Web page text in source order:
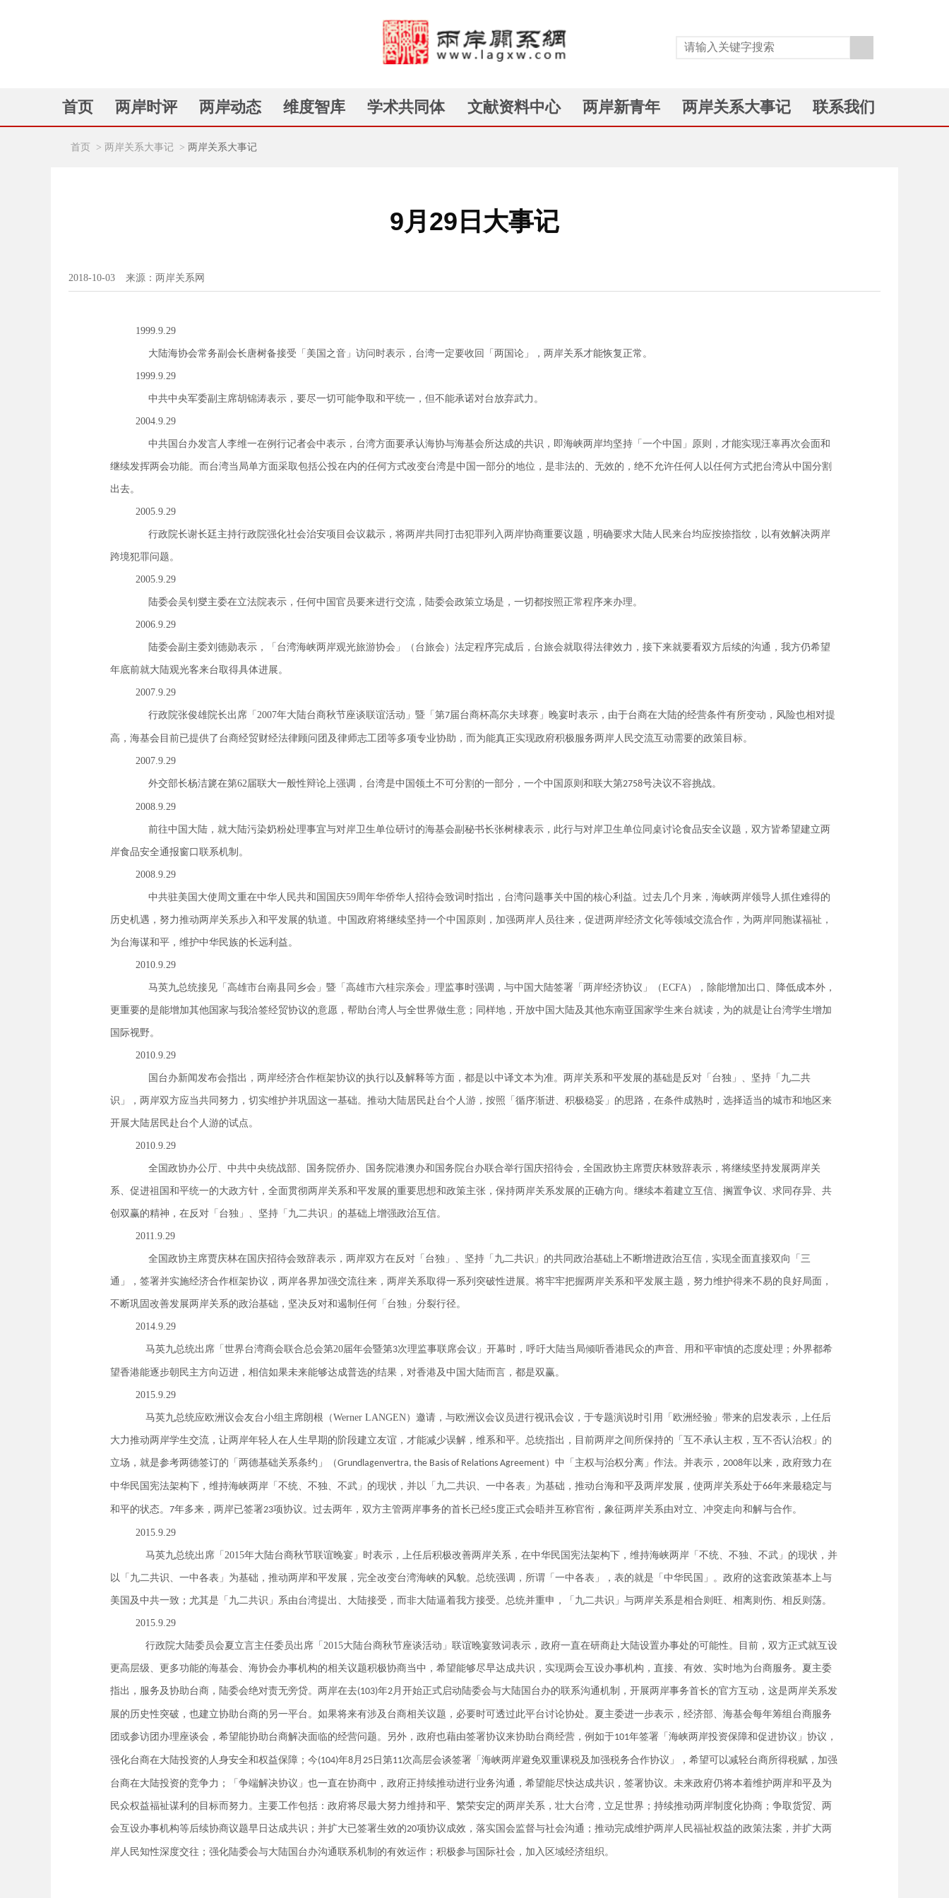
首页 两岸时评 两岸动态 维度智库 学术共同体 文献资料中心 两岸新青年 两岸关系大事记 联系我们
首页 > 两岸关系大事记 > 两岸关系大事记
9月29日大事记
2018-10-03 来源：两岸关系网
1999.9.29
大陆海协会常务副会长唐树备接受「美国之音」访问时表示，台湾一定要收回「两国论」，两岸关系才能恢复正常。
1999.9.29
中共中央军委副主席胡锦涛表示，要尽一切可能争取和平统一，但不能承诺对台放弃武力。
2004.9.29
中共国台办发言人李维一在例行记者会中表示，台湾方面要承认海协与海基会所达成的共识，即海峡两岸均坚持「一个中国」原则，才能实现汪辜再次会面和
继续发挥两会功能。而台湾当局单方面采取包括公投在内的任何方式改变台湾是中国一部分的地位，是非法的、无效的，绝不允许任何人以任何方式把台湾从中国分割
出去。
2005.9.29
行政院长谢长廷主持行政院强化社会治安项目会议裁示，将两岸共同打击犯罪列入两岸协商重要议题，明确要求大陆人民来台均应按捺指纹，以有效解决两岸
跨境犯罪问题。
2005.9.29
陆委会吴钊燮主委在立法院表示，任何中国官员要来进行交流，陆委会政策立场是，一切都按照正常程序来办理。
2006.9.29
陆委会副主委刘德勋表示，「台湾海峡两岸观光旅游协会」（台旅会）法定程序完成后，台旅会就取得法律效力，接下来就要看双方后续的沟通，我方仍希望
年底前就大陆观光客来台取得具体进展。
2007.9.29
行政院张俊雄院长出席「 2007年大陆台商秋节座谈联谊活动」暨「第7届台商杯高尔夫球赛」晚宴时表示，由于台商在大陆的经营条件有所变动，风险也相对提
高，海基会目前已提供了台商经贸财经法律顾问团及律师志工团等多项专业协助，而为能真正实现政府积极服务两岸人民交流互动需要的政策目标。
2007.9.29
外交部长杨洁篪在第62届联大一般性辩论上强调，台湾是中国领土不可分割的一部分，一个中国原则和联大第2758号决议不容挑战。
2008.9.29
前往中国大陆，就大陆污染奶粉处理事宜与对岸卫生单位研讨的海基会副秘书长张树棣表示，此行与对岸卫生单位同桌讨论食品安全议题，双方皆希望建立两
岸食品安全通报窗口联系机制。
2008.9.29
中共驻美国大使周文重在中华人民共和国国庆59周年华侨华人招待会致词时指出，台湾问题事关中国的核心利益。过去几个月来，海峡两岸领导人抓住难得的
历史机遇，努力推动两岸关系步入和平发展的轨道。中国政府将继续坚持一个中国原则，加强两岸人员往来，促进两岸经济文化等领域交流合作，为两岸同胞谋福祉，
为台海谋和平，维护中华民族的长远利益。
2010.9.29
马英九总统接见「高雄市台南县同乡会」暨「高雄市六桂宗亲会」理监事时强调，与中国大陆签署「两岸经济协议」（ECFA），除能增加出口、降低成本外，
更重要的是能增加其他国家与我洽签经贸协议的意愿，帮助台湾人与全世界做生意；同样地，开放中国大陆及其他东南亚国家学生来台就读，为的就是让台湾学生增加
国际视野。
2010.9.29
国台办新闻发布会指出，两岸经济合作框架协议的执行以及解释等方面，都是以中译文本为准。两岸关系和平发展的基础是反对「台独」、坚持「九二共
识」，两岸双方应当共同努力，切实维护并巩固这一基础。推动大陆居民赴台个人游，按照「循序渐进、积极稳妥」的思路，在条件成熟时，选择适当的城市和地区来
开展大陆居民赴台个人游的试点。
2010.9.29
全国政协办公厅、中共中央统战部、国务院侨办、国务院港澳办和国务院台办联合举行国庆招待会，全国政协主席贾庆林致辞表示，将继续坚持发展两岸关
系、促进祖国和平统一的大政方针，全面贯彻两岸关系和平发展的重要思想和政策主张，保持两岸关系发展的正确方向。继续本着建立互信、搁置争议、求同存异、共
创双赢的精神，在反对「台独」、坚持「九二共识」的基础上增强政治互信。
2011.9.29
全国政协主席贾庆林在国庆招待会致辞表示，两岸双方在反对「台独」、坚持「九二共识」的共同政治基础上不断增进政治互信，实现全面直接双向「三
通」，签署并实施经济合作框架协议，两岸各界加强交流往来，两岸关系取得一系列突破性进展。将牢牢把握两岸关系和平发展主题，努力维护得来不易的良好局面，
不断巩固改善发展两岸关系的政治基础，坚决反对和遏制任何「台独」分裂行径。
2014.9.29
马英九总统出席「世界台湾商会联合总会第20届年会暨第3次理监事联席会议」开幕时，呼吁大陆当局倾听香港民众的声音、用和平审慎的态度处理；外界都希
望香港能逐步朝民主方向迈进，相信如果未来能够达成普选的结果，对香港及中国大陆而言，都是双赢。
2015.9.29
马英九总统应欧洲议会友台小组主席朗根（Werner LANGEN）邀请，与欧洲议会议员进行视讯会议，于专题演说时引用「欧洲经验」带来的启发表示，上任后
大力推动两岸学生交流，让两岸年轻人在人生早期的阶段建立友谊，才能减少误解，维系和平。总统指出，目前两岸之间所保持的「互不承认主权，互不否认治权」的
立场，就是参考两德签订的「两德基础关系条约」（Grundlagenvertra, the Basis of Relations Agreement）中「主权与治权分离」作法。并表示， 2008年以来，政府致力在
中华民国宪法架构下，维持海峡两岸「不统、不独、不武」的现状，并以「九二共识、一中各表」为基础，推动台海和平及两岸发展，使两岸关系处于66年来最稳定与
和平的状态。 7年多来，两岸已签署23项协议。过去两年，双方主管两岸事务的首长已经5度正式会晤并互称官衔，象征两岸关系由对立、冲突走向和解与合作。
2015.9.29
马英九总统出席「 2015年大陆台商秋节联谊晚宴」时表示，上任后积极改善两岸关系，在中华民国宪法架构下，维持海峡两岸「不统、不独、不武」的现状，并
以「九二共识、一中各表」为基础，推动两岸和平发展，完全改变台湾海峡的风貌。总统强调，所谓「一中各表」，表的就是「中华民国」。政府的这套政策基本上与
美国及中共一致；尤其是「九二共识」系由台湾提出、大陆接受，而非大陆逼着我方接受。总统并重申，「九二共识」与两岸关系是相合则旺、相离则伤、相反则荡。
2015.9.29
行政院大陆委员会夏立言主任委员出席「 2015大陆台商秋节座谈活动」联谊晚宴致词表示，政府一直在研商赴大陆设置办事处的可能性。目前，双方正式就互设
更高层级、更多功能的海基会、海协会办事机构的相关议题积极协商当中，希望能够尽早达成共识，实现两会互设办事机构，直接、有效、实时地为台商服务。夏主委
指出，服务及协助台商，陆委会绝对责无旁贷。两岸在去(103)年2月开始正式启动陆委会与大陆国台办的联系沟通机制，开展两岸事务首长的官方互动，这是两岸关系发
展的历史性突破，也建立协助台商的另一平台。如果将来有涉及台商相关议题，必要时可透过此平台讨论协处。夏主委进一步表示，经济部、海基会每年筹组台商服务
团或参访团办理座谈会，希望能协助台商解决面临的经营问题。另外，政府也藉由签署协议来协助台商经营，例如于101年签署「海峡两岸投资保障和促进协议」协议，
强化台商在大陆投资的人身安全和权益保障；今(104)年8月 25 日第11次高层会谈签署「海峡两岸避免双重课税及加强税务合作协议」，希望可以减轻台商所得税赋，加强
台商在大陆投资的竞争力；「争端解决协议」也一直在协商中，政府正持续推动进行业务沟通，希望能尽快达成共识，签署协议。未来政府仍将本着维护两岸和平及为
民众权益福祉谋利的目标而努力。主要工作包括：政府将尽最大努力维持和平、繁荣安定的两岸关系，壮大台湾，立足世界；持续推动两岸制度化协商；争取货贸、两
会互设办事机构等后续协商议题早日达成共识；并扩大已签署生效的20项协议成效，落实国会监督与社会沟通；推动完成维护两岸人民福祉权益的政策法案，并扩大两
岸人民知性深度交往；强化陆委会与大陆国台办沟通联系机制的有效运作；积极参与国际社会，加入区域经济组织。